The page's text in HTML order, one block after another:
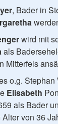
, Bader in
wird mit
als
Mitterfels
o.g. Stephan
Elisabeth
als Bader
von 36